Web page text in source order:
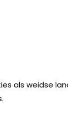
als weidse